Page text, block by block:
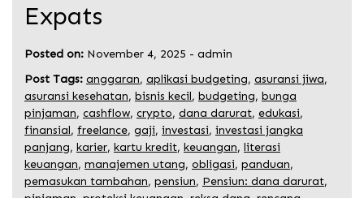
Expats
Posted on: November 4, 2025 - admin
Post Tags: anggaran, aplikasi budgeting, asuransi jiwa,
asuransi kesehatan, bisnis kecil, budgeting, bunga
pinjaman, cashflow, crypto, dana darurat, edukasi,
finansial, freelance, gaji, investasi, investasi jangka
panjang, karier, kartu kredit, keuangan, literasi
keuangan, manajemen utang, obligasi, panduan,
pemasukan tambahan, pensiun, Pensiun: dana darurat,